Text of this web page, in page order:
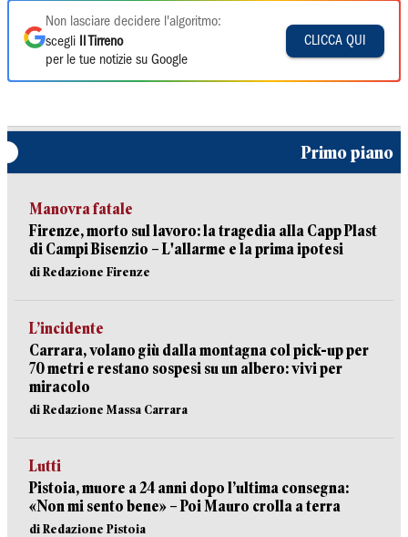
Non lasciare decidere l'algoritmo:
scegli
Il Tirreno
per le tue notizie su Google
CLICCA QUI
Primo piano
Manovra fatale
Firenze, morto sul lavoro: la tragedia alla Capp Plast
di Campi Bisenzio – L'allarme e la prima ipotesi
di Redazione Firenze
L’incidente
Carrara, volano giù dalla montagna col pick-up per
70 metri e restano sospesi su un albero: vivi per
miracolo
di Redazione Massa Carrara
Lutti
Pistoia, muore a 24 anni dopo l’ultima consegna:
«Non mi sento bene» – Poi Mauro crolla a terra
di Redazione Pistoia